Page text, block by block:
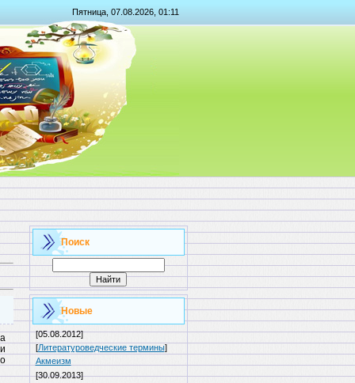
Пятница, 07.08.2026, 01:11
Поиск
Новые
[05.08.2012]
[Литературоведческие термины]
Акмеизм
[30.09.2013]